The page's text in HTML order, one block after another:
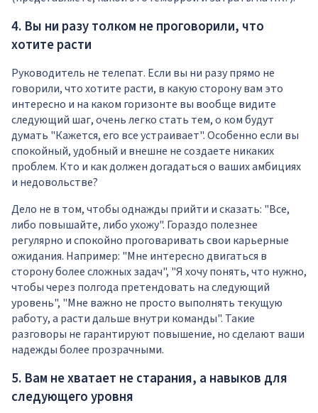
4. Вы ни разу толком не проговорили, что
хотите расти
Руководитель не телепат. Если вы ни разу прямо не
говорили, что хотите расти, в какую сторону вам это
интересно и на каком горизонте вы вообще видите
следующий шаг, очень легко стать тем, о ком будут
думать "Кажется, его все устраивает". Особенно если вы
спокойный, удобный и внешне не создаете никаких
проблем. Кто и как должен догадаться о ваших амбициях
и недовольстве?
Дело не в том, чтобы однажды прийти и сказать: "Все,
либо повышайте, либо ухожу". Гораздо полезнее
регулярно и спокойно проговаривать свои карьерные
ожидания. Например: "Мне интересно двигаться в
сторону более сложных задач", "Я хочу понять, что нужно,
чтобы через полгода претендовать на следующий
уровень", "Мне важно не просто выполнять текущую
работу, а расти дальше внутри команды". Такие
разговоры не гарантируют повышение, но сделают ваши
надежды более прозрачными.
5. Вам не хватает не старания, а навыков для
следующего уровня